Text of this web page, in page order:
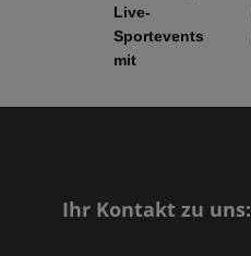
Live-
Sportevents
mit
Ihr Kontakt zu uns: